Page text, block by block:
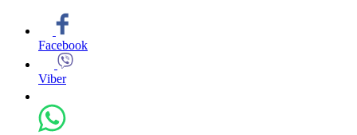
Facebook
Viber